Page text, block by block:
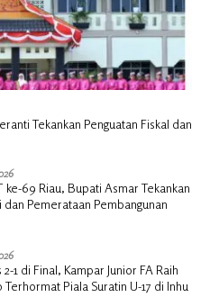
Tekankan Penguatan Fiskal dan
ke-69 Riau, Bupati Asmar Tekankan
dan Pemerataan Pembangunan
2-1 di Final, Kampar Junior FA Raih
Terhormat Piala Suratin U-17 di Inhu